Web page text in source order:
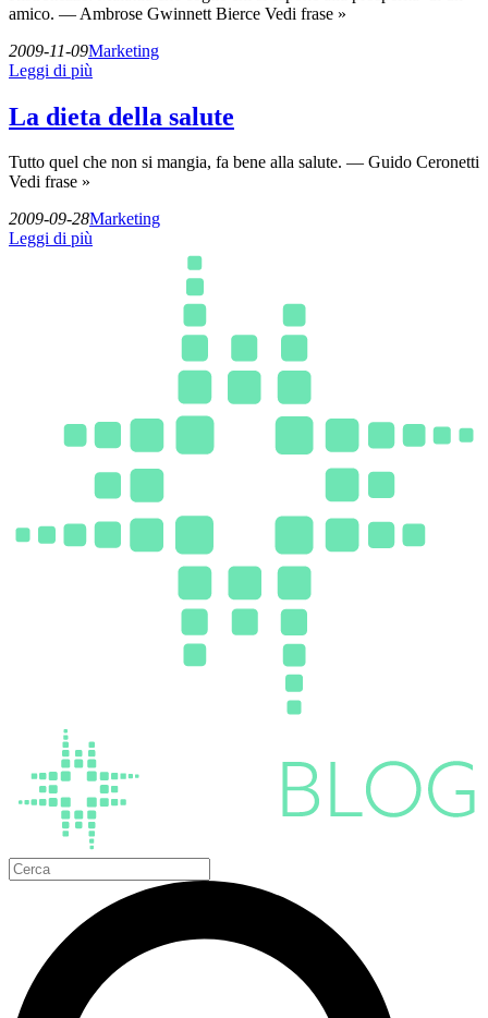
amico. — Ambrose Gwinnett Bierce Vedi frase »
2009-11-09Marketing
Leggi di più
La dieta della salute
Tutto quel che non si mangia, fa bene alla salute. — Guido Ceronetti
Vedi frase »
2009-09-28Marketing
Leggi di più